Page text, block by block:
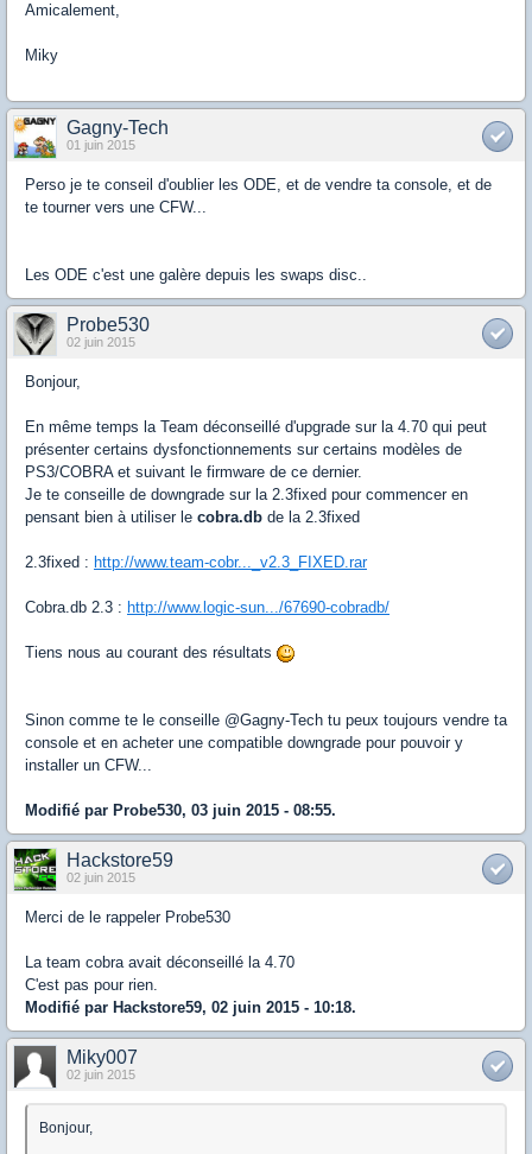
Amicalement,
Miky
Gagny-Tech
01 juin 2015
Perso je te conseil d'oublier les ODE, et de vendre ta console, et de
te tourner vers une CFW...
Les ODE c'est une galère depuis les swaps disc..
Probe530
02 juin 2015
Bonjour,
En même temps la Team déconseillé d'upgrade sur la 4.70 qui peut
présenter certains dysfonctionnements sur certains modèles de
PS3/COBRA et suivant le firmware de ce dernier.
Je te conseille de downgrade sur la 2.3fixed pour commencer en
pensant bien à utiliser le cobra.db de la 2.3fixed
2.3fixed : http://www.team-cobr..._v2.3_FIXED.rar
Cobra.db 2.3 : http://www.logic-sun.../67690-cobradb/
Tiens nous au courant des résultats
Sinon comme te le conseille @Gagny-Tech tu peux toujours vendre ta
console et en acheter une compatible downgrade pour pouvoir y
installer un CFW...
Modifié par Probe530, 03 juin 2015 - 08:55.
Hackstore59
02 juin 2015
Merci de le rappeler Probe530
La team cobra avait déconseillé la 4.70
C'est pas pour rien.
Modifié par Hackstore59, 02 juin 2015 - 10:18.
Miky007
02 juin 2015
Bonjour,